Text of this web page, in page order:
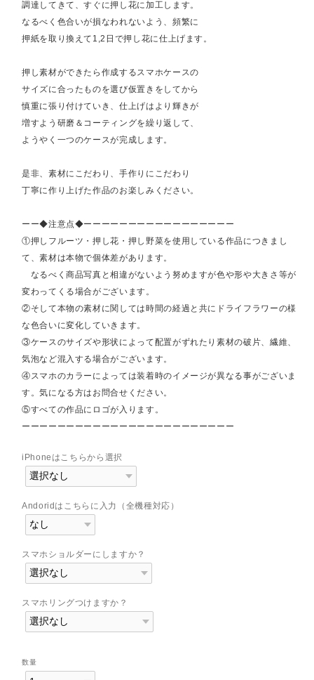
調達してきて、すぐに押し花に加工します。
なるべく色合いが損なわれないよう、頻繁に
押紙を取り換えて1,2日で押し花に仕上げます。
押し素材ができたら作成するスマホケースの
サイズに合ったものを選び仮置きをしてから
慎重に張り付けていき、仕上げはより輝きが
増すよう研磨＆コーティングを繰り返して、
ようやく一つのケースが完成します。
是非、素材にこだわり、手作りにこだわり
丁寧に作り上げた作品のお楽しみください。
ーー◆注意点◆ーーーーーーーーーーーーーーーーー
①押しフルーツ・押し花・押し野菜を使用している作品につきまし
て、素材は本物で個体差があります。
なるべく商品写真と相違がないよう努めますが色や形や大きさ等が
変わってくる場合がございます。
②そして本物の素材に関しては時間の経過と共にドライフラワーの様
な色合いに変化していきます。
③ケースのサイズや形状によって配置がずれたり素材の破片、繊維、
気泡など混入する場合がございます。
④スマホのカラーによっては装着時のイメージが異なる事がございま
す。気になる方はお問合せください。
⑤すべての作品にロゴが入ります。
ーーーーーーーーーーーーーーーーーーーーーーーー
iPhoneはこちらから選択
Andoridはこちらに入力（全機種対応）
スマホショルダーにしますか？
スマホリングつけますか？
数量